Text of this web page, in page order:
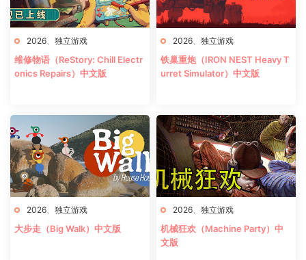
2026 独立游戏
维修物语（ReStory: Chill Electr
onics Repairs）中文版
2026 独立游戏
铁巢重炮（IRON NEST Heavy T
urret Simulator）中文版
2026 独立游戏
大步走（Big Walk）中文版
2026 独立游戏
机械狂欢（Machine Party）中
文版